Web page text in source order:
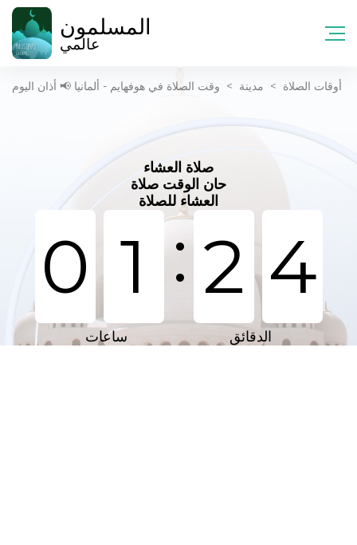
المسلمون
عالمي
أوقات الصلاة > مدينة > وقت الصلاة في هوفهايم - ألمانيا 📢 أذان اليوم
صلاة العشاء
حان الوقت صلاة
العشاء للصلاة
0 1 :2 4
ساعات الدقائق